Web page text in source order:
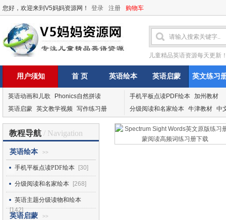
您好，欢迎来到V5妈妈资源网！ 登录 注册 购物车
儿童精品英语资源每天更新
用户须知 首 页 英语绘本 英语启蒙 英文练习
英语动画和儿歌
Phonics自然拼读
英语启蒙 英文教学视频 写作练习册
手机平板点读PDF绘本 加州教材
分级阅读和名家绘本 牛津教材 中
教程导航 / Navigation
英语绘本 >>
手机平板点读PDF绘本 [30]
分级阅读和名家绘本 [268]
英语主题分级读物和绘本
[142]
英语启蒙 >>